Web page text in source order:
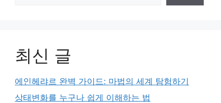
최신 글
에인헤랴르 완벽 가이드: 마법의 세계 탐험하기
상태변화를 누구나 쉽게 이해하는 법